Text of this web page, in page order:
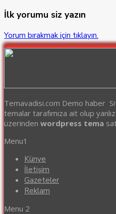
İlk yorumu siz yazın
Yorum bırakmak için tıklayın.
Temavadisi.com Demo haber
temalar tarafımıza ait olup
üzerinden wordpress tema
Menu1
Künye
İletişim
Gazeteler
Reklam
Menu 2